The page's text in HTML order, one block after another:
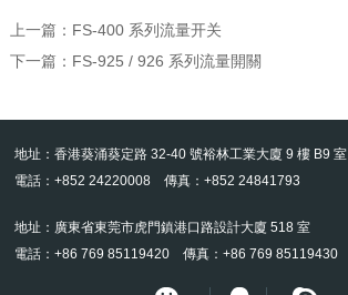
上一篇： FS-400 系列流量开关
下一篇： FS-925 / 926 系列流量開關
地址：香港葵涌葵定路 32-40 號裕林工業大廈 9 樓 B9 室
電話：+852 24220008 傳真：+852 24841793
地址：廣東省東莞市虎門鎮港口路設計大廈 518 室
電話：+86 769 85119420 傳真：+86 769 85119430